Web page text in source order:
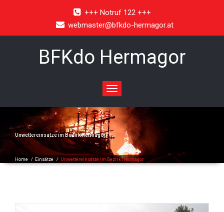
+++ Notruf 122 +++
webmaster@bfkdo-hermagor.at
BFKdo Hermagor
Toggle
navigation
Unwettereinsätze im Bezirk Hermagor
Home / Einsätze / Unwettereinsätze im Bezirk Hermagor